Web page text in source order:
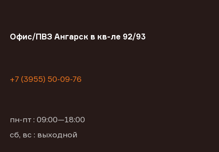
Офис/ПВЗ Ангарск в кв-ле 92/93
+7 (3955) 50-09-76
пн-пт : 09:00—18:00
сб, вс : выходной